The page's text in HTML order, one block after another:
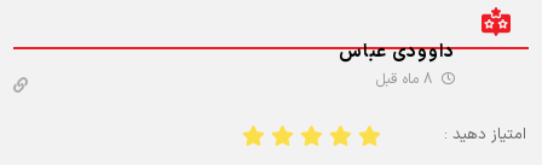
داوودی عباس
امتیاز دهید :